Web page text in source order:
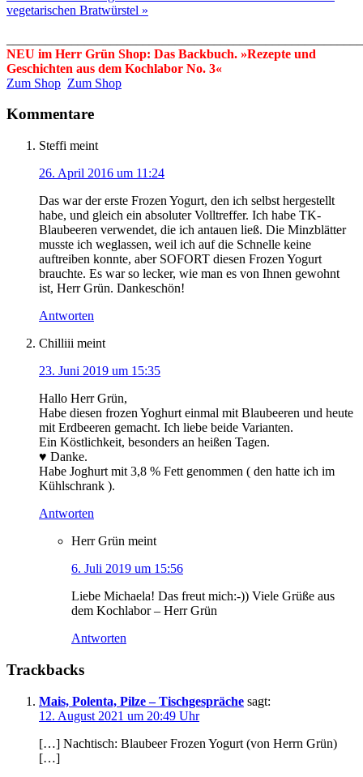
vegetarischen Bratwürstel »
NEU im Herr Grün Shop: Das Backbuch. »Rezepte und
Geschichten aus dem Kochlabor No. 3«
Zum Shop Zum Shop
Kommentare
Steffi meint
26. April 2016 um 11:24
Das war der erste Frozen Yogurt, den ich selbst hergestellt
habe, und gleich ein absoluter Volltreffer. Ich habe TK-
Blaubeeren verwendet, die ich antauen ließ. Die Minzblätter
musste ich weglassen, weil ich auf die Schnelle keine
auftreiben konnte, aber SOFORT diesen Frozen Yogurt
brauchte. Es war so lecker, wie man es von Ihnen gewohnt
ist, Herr Grün. Dankeschön!
Antworten
Chilliii meint
23. Juni 2019 um 15:35
Hallo Herr Grün,
Habe diesen frozen Yoghurt einmal mit Blaubeeren und heute
mit Erdbeeren gemacht. Ich liebe beide Varianten.
Ein Köstlichkeit, besonders an heißen Tagen.
♥️ Danke.
Habe Joghurt mit 3,8 % Fett genommen ( den hatte ich im
Kühlschrank ).
Antworten
Herr Grün meint
6. Juli 2019 um 15:56
Liebe Michaela! Das freut mich:-)) Viele Grüße aus
dem Kochlabor – Herr Grün
Antworten
Trackbacks
Mais, Polenta, Pilze – Tischgespräche sagt:
12. August 2021 um 20:49 Uhr
[…] Nachtisch: Blaubeer Frozen Yogurt (von Herrn Grün)
[…]